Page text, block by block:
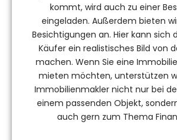
kommt, wird auch zu einer
eingeladen. Außerdem bieten
Besichtigungen an. Hier kann sich
Käufer ein realistisches Bild von
machen. Wenn Sie eine
mieten möchten, unterstützen
Immobilienmakler nicht nur bei
einem passenden Objekt,
auch gern zum Thema